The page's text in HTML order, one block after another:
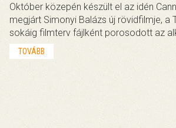
Október közepén készült el az idén
megjárt Simonyi Balázs új rövidfilmje, a
sokáig filmterv fájlként porosodott az
TOVÁBB